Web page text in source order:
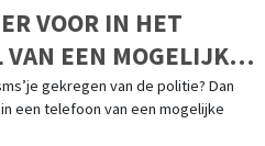
VOOR IN HET
EEN MOGELIJKE
gekregen van de politie? Dan
een telefoon van een mogelijke